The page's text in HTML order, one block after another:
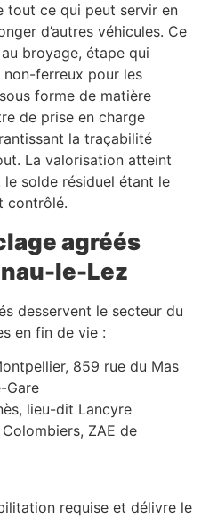
tout ce qui peut servir en
d’autres véhicules. Ce
broyage, étape qui
non-ferreux pour les
forme de matière
de prise en charge
la traçabilité
La valorisation atteint
solde résiduel étant le
contrôlé.
agréés
le-Lez
desservent le secteur du
en fin de vie :
859 rue du Mas
Gare
lieu-dit Lancyre
Colombiers, ZAE de
requise et délivre le